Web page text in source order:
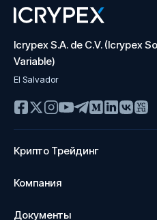
Icrypex S.A. de C.V. (Icrypex
Variable)
El Salvador
Крипто Трейдинг
Компания
Документы